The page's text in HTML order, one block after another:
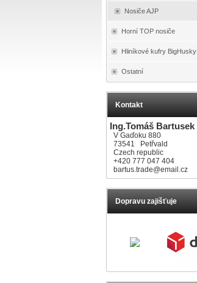
Nosiče AJP
Horní TOP nosiče
Hliníkové kufry BigHusky
Ostatní
Kontakt
Ing.Tomáš Bartusek
V Gaďoku 880
73541 Petřvald
Czech republic
+420 777 047 404
bartus.trade@email.cz
Dopravu zajišťuje